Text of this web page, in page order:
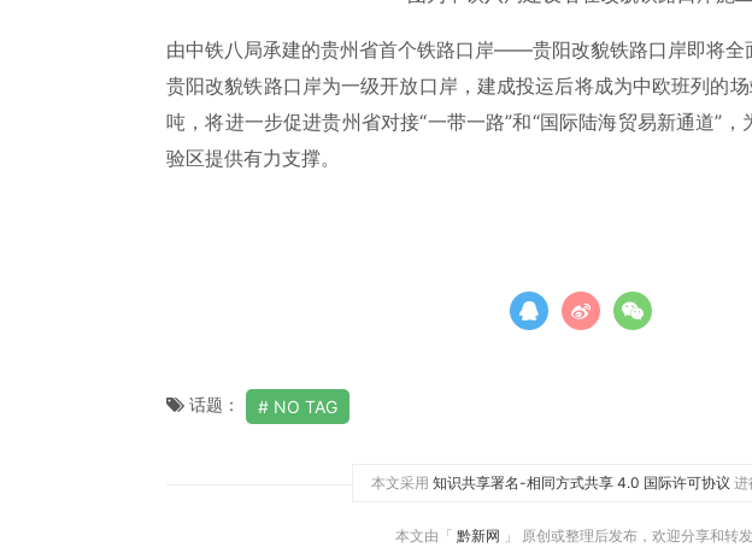
由中铁八局承建的贵州省首个铁路口岸——贵阳改貌铁路口岸即将全
贵阳改貌铁路口岸为一级开放口岸，建成投运后将成为中欧班列的
吨，将进一步促进贵州省对接“一带一路”和“国际陆海贸易新通道”
验区提供有力支撑。
话题： NO TAG
本文采用 知识共享署名-相同方式共享 4.0 国际许可协议 进
本文由「 黔新网 」 原创或整理后发布，欢迎分享和转发